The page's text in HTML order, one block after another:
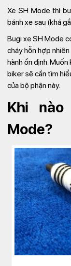
Xe SH Mode thì
bánh xe sau (khá
Bugi xe SH Mode
cháy hỗn hợp
hành ổn định.
biker sẽ cần tìm
của bộ phận này.
Khi
Mode?